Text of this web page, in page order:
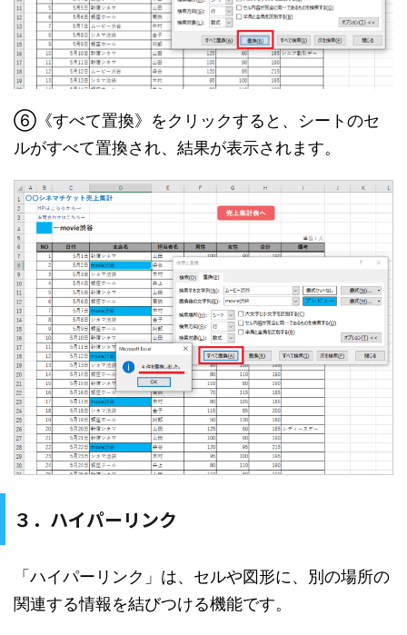
⑥《すべて置換》をクリックすると、シートのセ
ルがすべて置換され、結果が表示されます。
３．ハイパーリンク
「ハイパーリンク」は、セルや図形に、別の場所の
関連する情報を結びつける機能です。